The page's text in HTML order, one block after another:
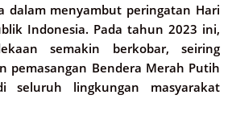
dalam menyambut peringatan Hari
Indonesia. Pada tahun 2023 ini,
semakin berkobar, seiring
pemasangan Bendera Merah Putih
seluruh lingkungan masyarakat